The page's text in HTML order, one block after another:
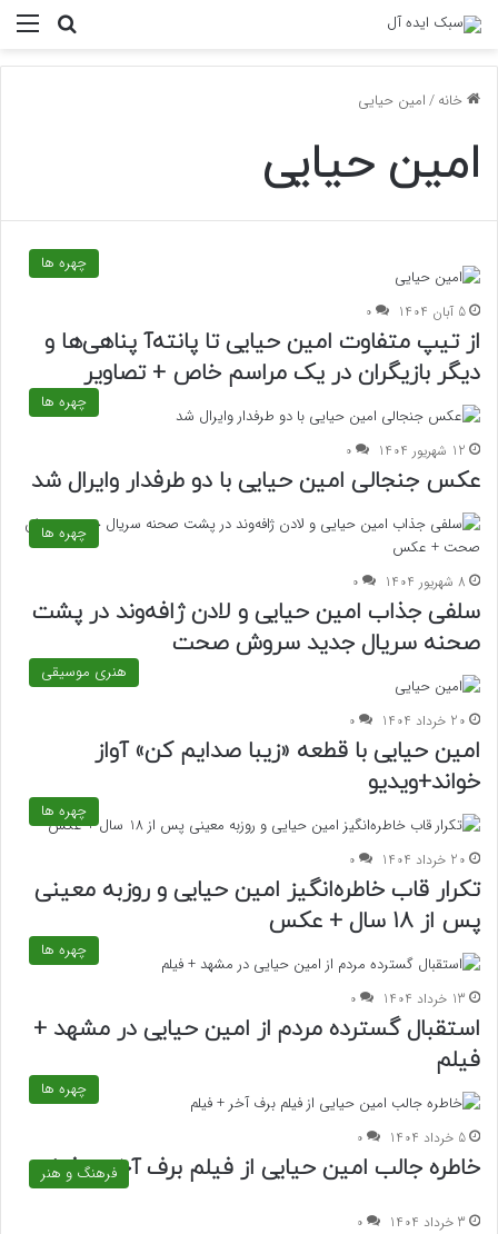
خانه/امین حیایی
امین حیایی
چهره ها
5 آبان 1404 0
از تیپ متفاوت امین حیایی تا پانته‌آ پناهی‌ها و
دیگر بازیگران در یک مراسم خاص + تصاویر
چهره ها
12 شهریور 1404 0
عکس جنجالی امین حیایی با دو طرفدار وایرال شد
چهره ها
8 شهریور 1404 0
سلفی جذاب امین حیایی و لادن ژافه‌وند در پشت
صحنه سریال جدید سروش صحت
هنری موسیقی
20 خرداد 1404 0
امین حیایی با قطعه «زیبا صدایم کن» آواز
خواند+ویدیو
چهره ها
20 خرداد 1404 0
تکرار قاب خاطره‌انگیز امین حیایی و روزبه معینی
پس از 18 سال + عکس
چهره ها
13 خرداد 1404 0
استقبال گسترده مردم از امین حیایی در مشهد +
فیلم
چهره ها
5 خرداد 1404 0
خاطره جالب امین حیایی از فیلم برف آخر + فیلم
فرهنگ و هنر
3 خرداد 1404 0